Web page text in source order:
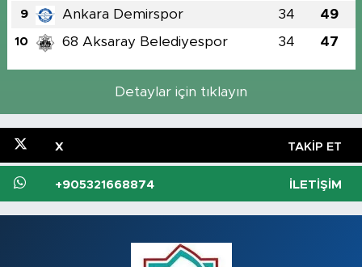
9 Ankara Demirspor 34 49
10 68 Aksaray Belediyespor 34 47
Detaylar için tıklayın
X TAKIP ET
+905321668874 İLETIŞIM